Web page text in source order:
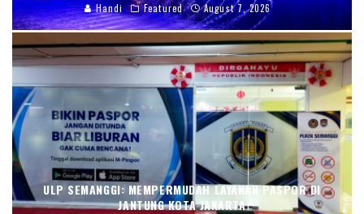
Handi Featured August 7, 2026
ULP SEMANGGI: MEMPERMUDAH LAYANAN PASPOR DI
JANTUNG KOTA JAKARTA